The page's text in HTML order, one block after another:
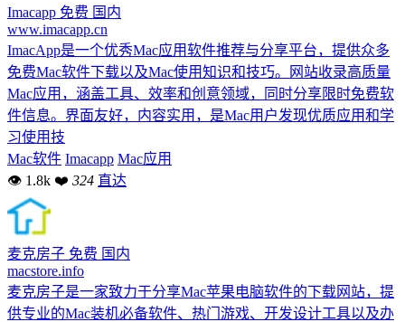
Imacapp 免费 国内
www.imacapp.cn
ImacApp是一个优秀Mac应用软件推荐与分享平台，提供众多
免费Mac软件下载以及Mac使用知识和技巧。网站收录高质量
Mac应用，涵盖工具、效率和创意领域，同时分享限时免费软
件信息。界面友好，内容实用，是Mac用户发现优质应用和学
习使用技
Mac软件 Imacapp Mac应用
👁 1.8k ❤ 324 直达
麦克房子 免费 国内
macstore.info
麦克房子是一家致力于分享Mac苹果电脑软件的下载网站，提
供专业的Mac装机必备软件、热门游戏、开发设计工具以及办